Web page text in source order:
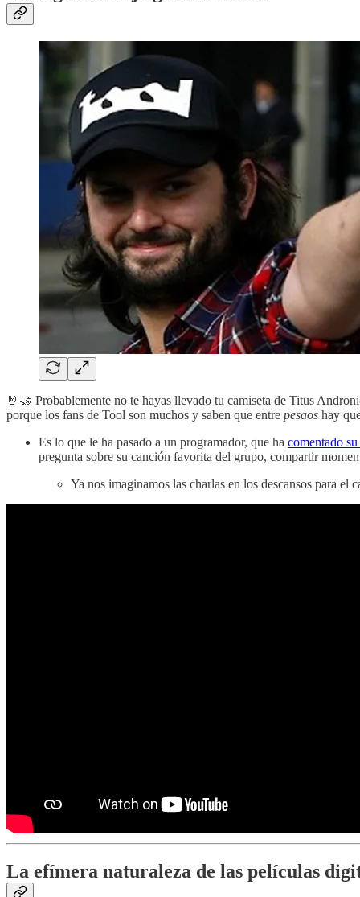
🤘🤝 Probablemente no te hayas llevado tu camiseta de Titus
porque los fans de Tool son muchos y saben que entre pesaos hay
Es lo que le ha pasado a un programador, que ha comentado
pregunta sobre su canción favorita del grupo, compartir
Ya nos imaginamos las charlas en los descansos para el
La efímera naturaleza de las películas